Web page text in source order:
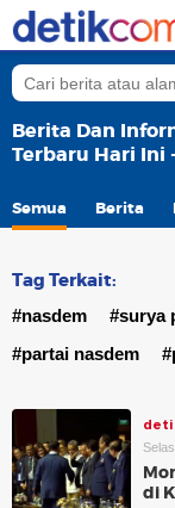
Berita Dan
Terbaru Hari Ini
Semua Berita
Tag Terkait:
#nasdem #surya
#partai nasdem
di